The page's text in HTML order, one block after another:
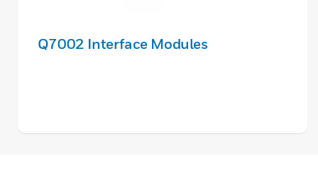
Q7002 Interface Modules